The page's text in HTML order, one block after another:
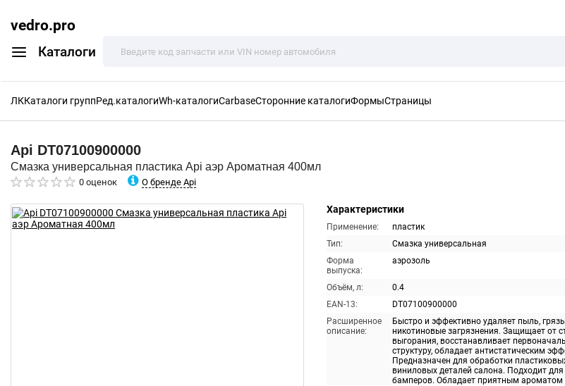
vedro.pro
Каталоги
ЛККаталоги группРед.каталогиWh-каталогиCarbaseСторонние каталогиФормыСтраницы
Api DT07100900000
Смазка универсальная пластика Api аэр Ароматная 400мл
0 оценок О бренде Api
Характеристики
Применение:
пластик
Тип:
Смазка универсальная
Форма
выпуска:
аэрозоль
Объём, л:
0.4
EAN-13:
DT07100900000
Расширенное
описание:
Быстро и эффективно удаляет пыль,
никотиновые загрязнения. Защищает от
выгорания, восстанавливает
структуру, обладает антистатическим
Предназначен для обработки
виниловых деталей салона. Подходит
бамперов. Обладает приятным ароматом